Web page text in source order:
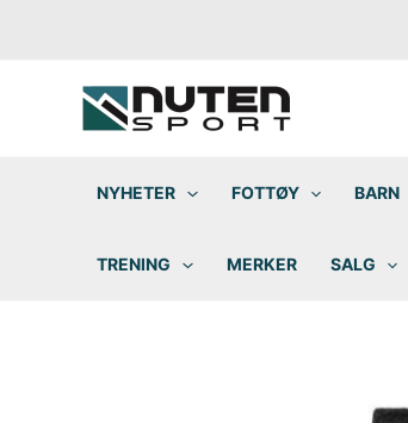
NYHETER FOTTØY BARN
TRENING MERKER SALG